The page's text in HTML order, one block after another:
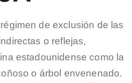
de exclusión de las
o reflejas,
estadounidense como la
o árbol envenenado.